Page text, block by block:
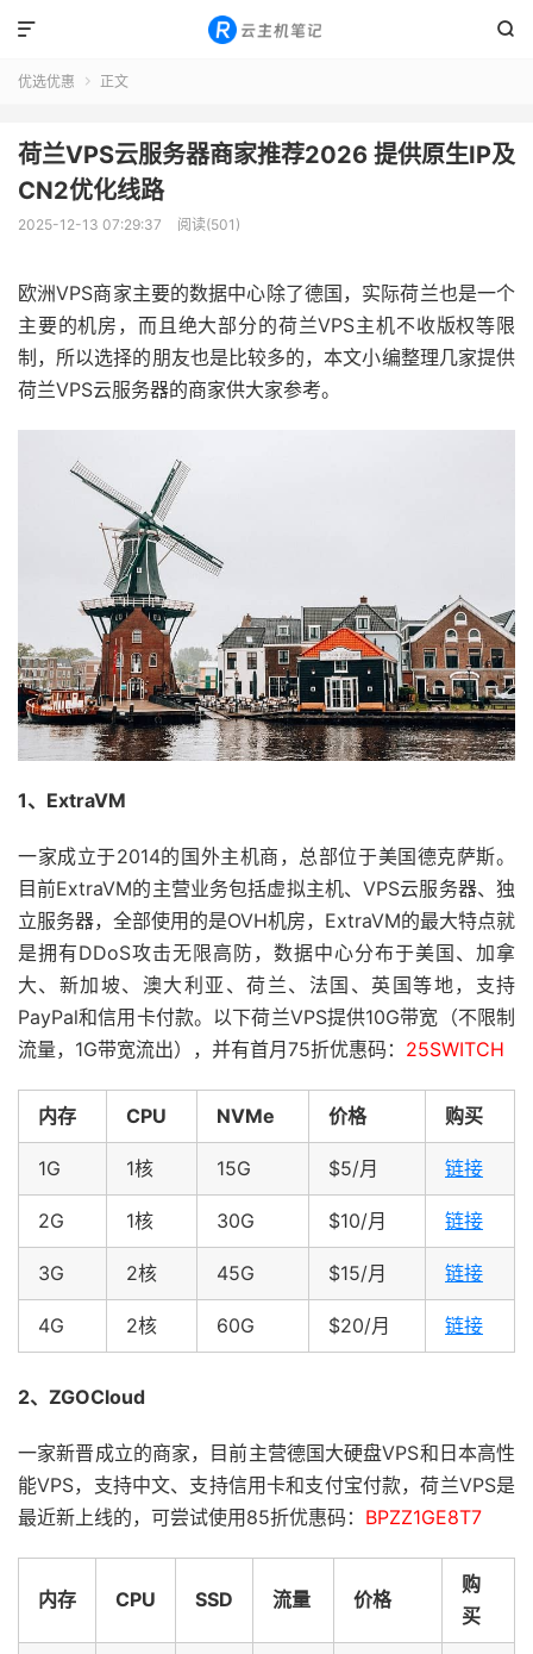


优选优惠  正文
荷兰VPS云服务器商家推荐2026 提供原生IP及
CN2优化线路
2025-12-13 07:29:37 阅读(501)
欧洲VPS商家主要的数据中心除了德国，实际荷兰也是一个
主要的机房，而且绝大部分的荷兰VPS主机不收版权等限
制，所以选择的朋友也是比较多的，本文小编整理几家提供
荷兰VPS云服务器的商家供大家参考。
1、ExtraVM
一家成立于2014的国外主机商，总部位于美国德克萨斯。
目前ExtraVM的主营业务包括虚拟主机、VPS云服务器、独
立服务器，全部使用的是OVH机房，ExtraVM的最大特点就
是拥有DDoS攻击无限高防，数据中心分布于美国、加拿
大、新加坡、澳大利亚、荷兰、法国、英国等地，支持
PayPal和信用卡付款。以下荷兰VPS提供10G带宽（不限制
流量，1G带宽流出），并有首月75折优惠码： 25SWITCH
内存 CPU NVMe 价格 购买
1G 1核 15G $5/月 链接
2G 1核 30G $10/月 链接
3G 2核 45G $15/月 链接
4G 2核 60G $20/月 链接
2、ZGOCloud
一家新晋成立的商家，目前主营德国大硬盘VPS和日本高性
能VPS，支持中文、支持信用卡和支付宝付款，荷兰VPS是
最近新上线的，可尝试使用85折优惠码： BPZZ1GE8T7
内存 CPU SSD 流量 价格
购
买